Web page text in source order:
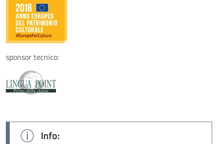
sponsor tecnico:
Info: